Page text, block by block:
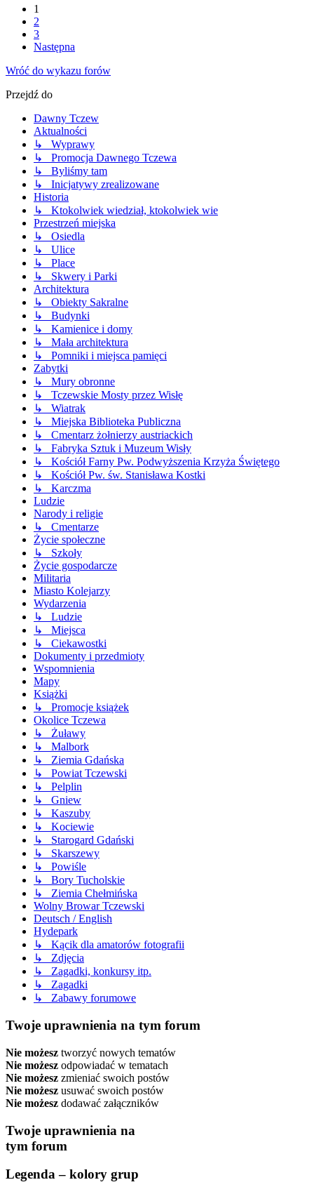
1
2
3
Następna
Wróć do wykazu forów
Przejdź do
Dawny Tczew
Aktualności
↳ Wyprawy
↳ Promocja Dawnego Tczewa
↳ Byliśmy tam
↳ Inicjatywy zrealizowane
Historia
↳ Ktokolwiek wiedział, ktokolwiek wie
Przestrzeń miejska
↳ Osiedla
↳ Ulice
↳ Place
↳ Skwery i Parki
Architektura
↳ Obiekty Sakralne
↳ Budynki
↳ Kamienice i domy
↳ Mała architektura
↳ Pomniki i miejsca pamięci
Zabytki
↳ Mury obronne
↳ Tczewskie Mosty przez Wisłę
↳ Wiatrak
↳ Miejska Biblioteka Publiczna
↳ Cmentarz żołnierzy austriackich
↳ Fabryka Sztuk i Muzeum Wisły
↳ Kościół Farny Pw. Podwyższenia Krzyża Świętego
↳ Kościół Pw. św. Stanisława Kostki
↳ Karczma
Ludzie
Narody i religie
↳ Cmentarze
Życie społeczne
↳ Szkoły
Życie gospodarcze
Militaria
Miasto Kolejarzy
Wydarzenia
↳ Ludzie
↳ Miejsca
↳ Ciekawostki
Dokumenty i przedmioty
Wspomnienia
Mapy
Książki
↳ Promocje książek
Okolice Tczewa
↳ Żuławy
↳ Malbork
↳ Ziemia Gdańska
↳ Powiat Tczewski
↳ Pelplin
↳ Gniew
↳ Kaszuby
↳ Kociewie
↳ Starogard Gdański
↳ Skarszewy
↳ Powiśle
↳ Bory Tucholskie
↳ Ziemia Chełmińska
Wolny Browar Tczewski
Deutsch / English
Hydepark
↳ Kącik dla amatorów fotografii
↳ Zdjęcia
↳ Zagadki, konkursy itp.
↳ Zagadki
↳ Zabawy forumowe
Twoje uprawnienia na tym forum
Nie możesz tworzyć nowych tematów
Nie możesz odpowiadać w tematach
Nie możesz zmieniać swoich postów
Nie możesz usuwać swoich postów
Nie możesz dodawać załączników
Twoje uprawnienia na
tym forum
Legenda – kolory grup